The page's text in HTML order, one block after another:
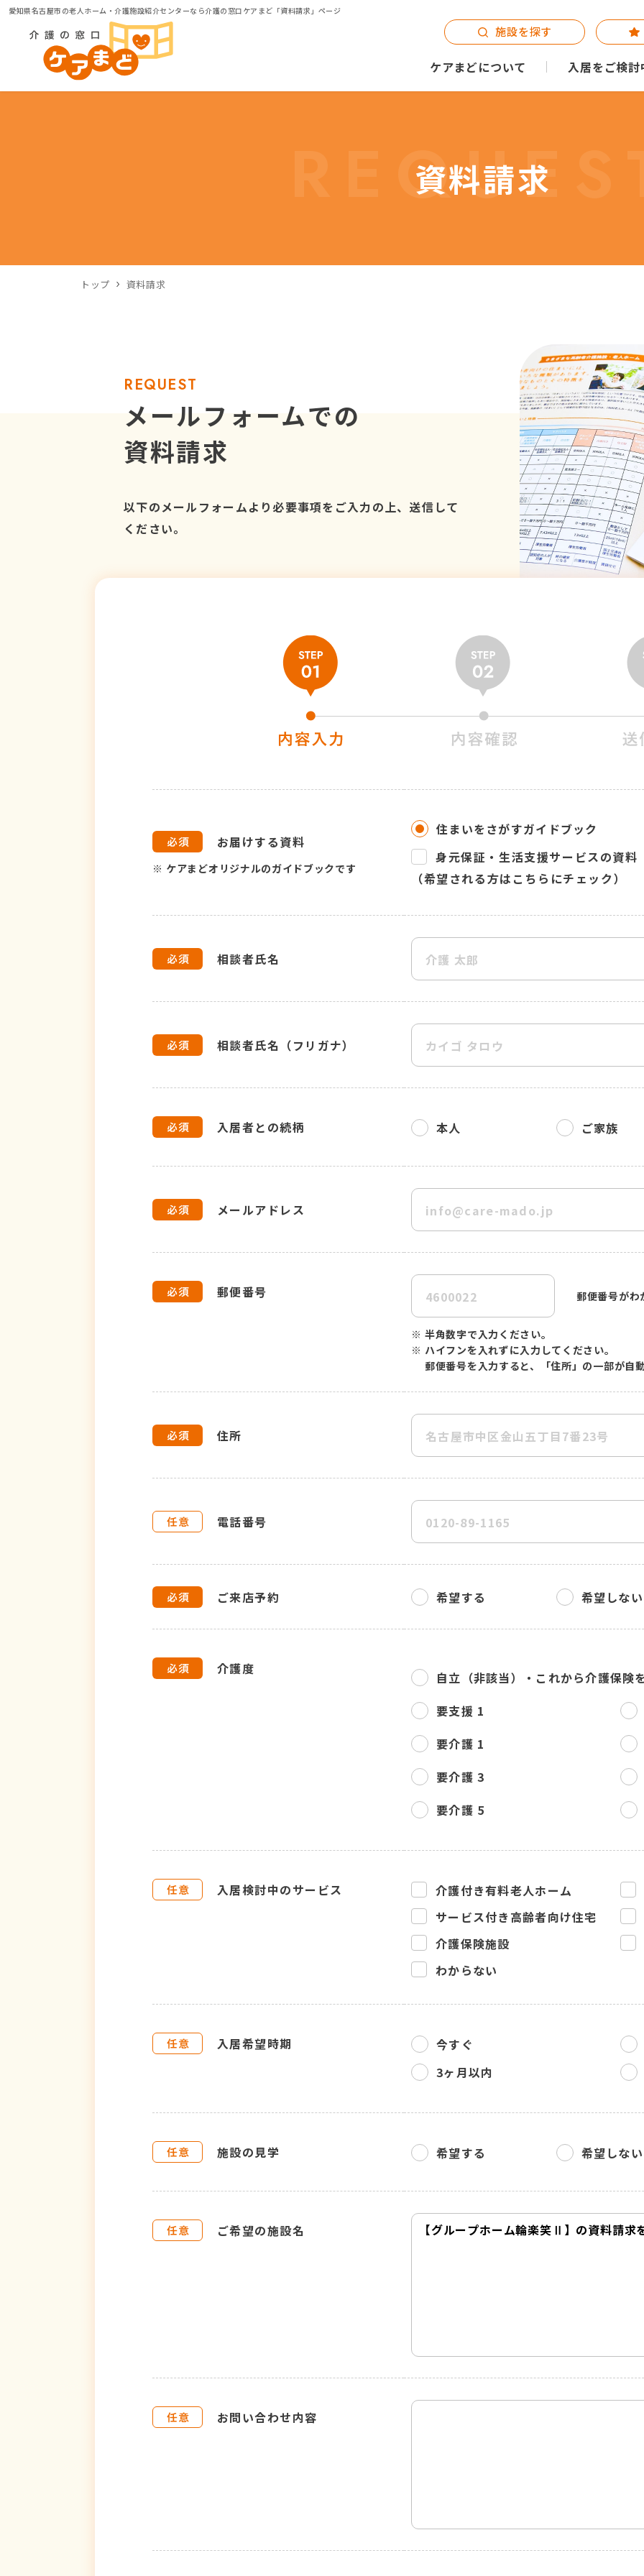
愛知県名古屋市の老人ホーム・介護施設紹介センターなら介護の窓口ケアまど「資料請求」ページ
ケアまどについて 入居をご検
施設を探す
資料請求
トップ 資料請求
REQUEST
メールフォームでの
資料請求
以下のメールフォームより必要事項をご入力の上、送信して
ください。
お届けする資料
※ ケアまどオリジナルのガイドブックです
住まいをさがすガイドブック
身元保証・生活支援サービスの資料
（希望される方はこちらにチェック）
相談者氏名
相談者氏名（フリガナ）
入居者との続柄 本人 ご家族
メールアドレス
郵便番号 郵便番号がわ
※ 半角数字で入力ください。
※ ハイフンを入れずに入力してください。
郵便番号を入力すると、「住所」の一部が自
住所
電話番号
ご来店予約 希望する 希望しない
介護度
自立（非該当）・ これから介護保険
要支援 1
要介護 1
要介護 3
要介護 5
入居検討中のサービス
介護付き有料老人ホーム
サービス付き高齢者向け住宅
介護保険施設
わからない
入居希望時期
今すぐ
3ヶ月以内
施設の見学 希望する 希望しない
ご希望の施設名
お問い合わせ内容